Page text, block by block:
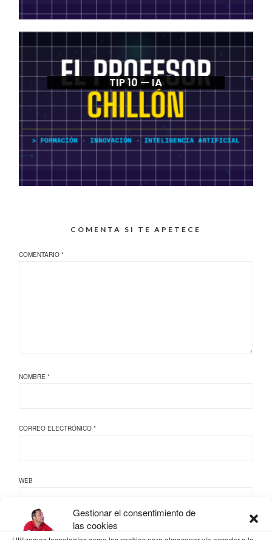
Gestionar el consentimiento de
las cookies
TIP 10 — IA
COMENTA SI TE APETECE
COMENTARIO*
NOMBRE*
CORREO ELECTRÓNICO*
WEB